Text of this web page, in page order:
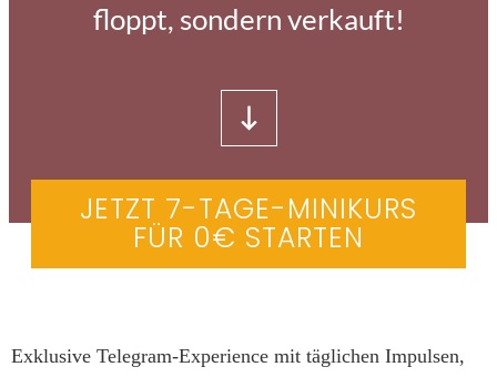
floppt, sondern verkauft!
JETZT 7-TAGE-MINIKURS
FÜR 0€ STARTEN
Exklusive Telegram-Experience mit täglichen Impulsen,